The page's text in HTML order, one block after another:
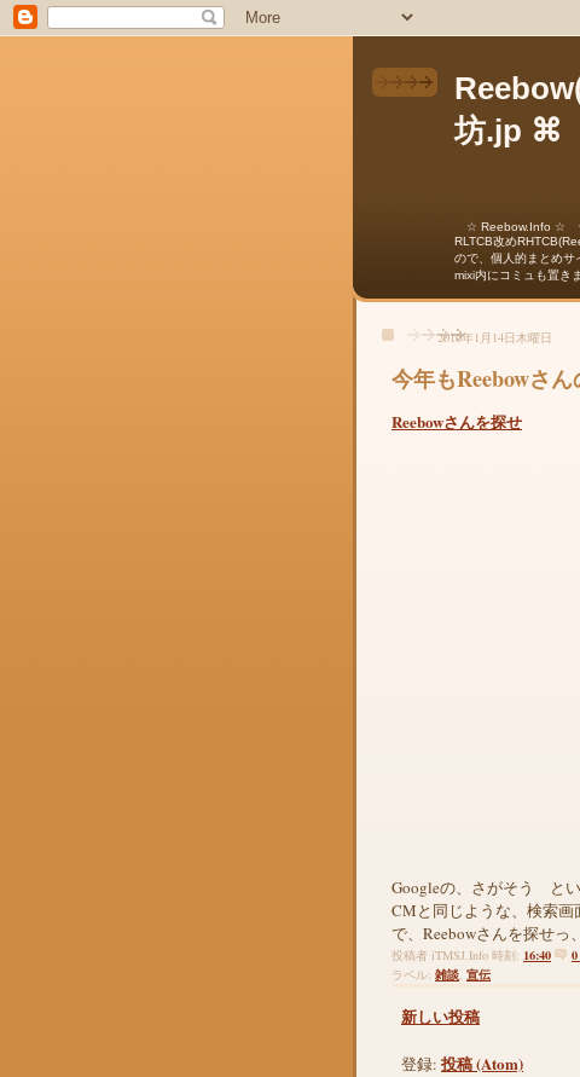
坊.jp ⌘
☆ Reebow.Info ☆
RLTCB改め
ので、個人的まとめサ
mixi内にコミュも置き
2010年1月14日木曜日
今年もReebowさん
Reebowさんを探せ
Googleの、さがそう とい
CMと同じような、検索
で、Reebowさんを探せっ
投稿者 iTMSJ.Info 時刻: 16:40
ラベル: 雑談, 宣伝
新しい投稿
登録: 投稿 (Atom)